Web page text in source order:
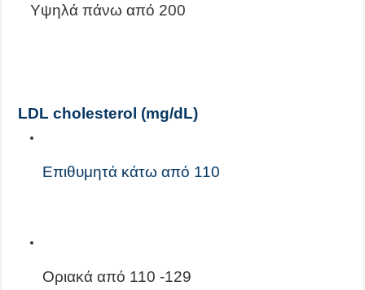
Υψηλά πάνω από 200
LDL cholesterol (mg/dL)
Επιθυμητά κάτω από 110
Οριακά από 110 -129